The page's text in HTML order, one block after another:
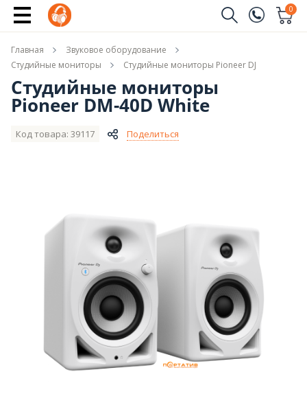
(096)
(044)
0
Имя
Телефон
Главная
Звуковое оборудование
Студийные мониторы
Студийные мониторы Pioneer DJ
Студийные мониторы
Pioneer DM-40D White
Код товара: 39117 Поделиться
Купить